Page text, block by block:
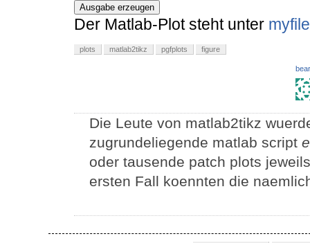
Ausgabe erzeugen
Der Matlab-Plot steht unter
plots matlab2tikz pgfplots figure
Die Leute von matlab2tikz
zugrundeliegende matlab script
oder tausende patch plots
ersten Fall koennten die